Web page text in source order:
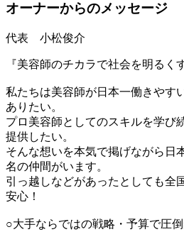
オーナーからのメッセージ
代表 小松俊介
『美容師のチカラで社会を明るく
私たちは美容師が日本一働きやす
ありたい。
プロ美容師としてのスキルを学び
提供したい。
そんな想いを本気で掲げながら日
名の仲間がいます。
引っ越しなどがあったとしても全
安心！
○大手ならではの戦略・予算で圧